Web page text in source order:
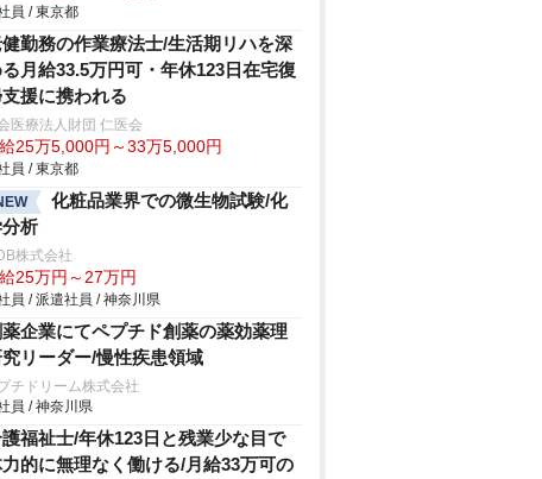
員 / 東京都
勤務の作業療法士/生活期リハを深
月給33.5万円可・年休123日在宅復
援に携われる
医療法人財団 仁医会
25万5,000円～33万5,000円
員 / 東京都
化粧品業界での微生物試験/化
析
株式会社
25万円～27万円
員 / 派遣社員 / 神奈川県
企業にてペプチド創薬の薬効薬理
リーダー/慢性疾患領域
チドリーム株式会社
員 / 神奈川県
福祉士/年休123日と残業少な目で
的に無理なく働ける/月給33万可の